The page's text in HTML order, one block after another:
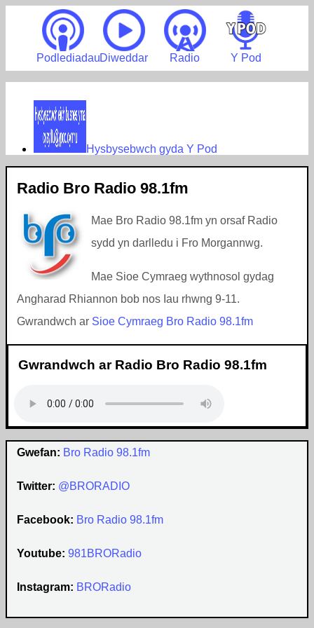
PodlediadauDiweddar Radio Y Pod
Hysbysebwch gyda Y Pod
Radio Bro Radio 98.1fm
Mae Bro Radio 98.1fm yn orsaf Radio
sydd yn darlledu i Fro Morgannwg.
Mae Sioe Cymraeg wythnosol gydag
Angharad Rhiannon bob nos Iau rhwng 9-11.
Gwrandwch ar Sioe Cymraeg Bro Radio 98.1fm
Gwrandwch ar Radio Bro Radio 98.1fm
Gwefan: Bro Radio 98.1fm
Twitter: @BRORADIO
Facebook: Bro Radio 98.1fm
Youtube: 981BRORadio
Instagram: BRORadio